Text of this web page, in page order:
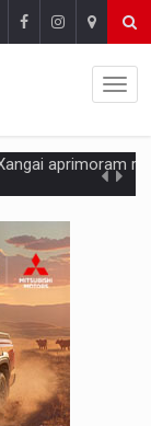
explodir asteroide com bomba
na traseira de
com frango virou o meu
podem começar com pouco dinheiro e
continental e posição
para quem quer